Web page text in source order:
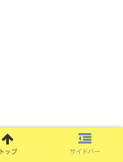
トップ サイドバー